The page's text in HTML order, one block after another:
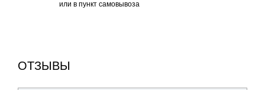
или в пункт самовывоза
ОТЗЫВЫ